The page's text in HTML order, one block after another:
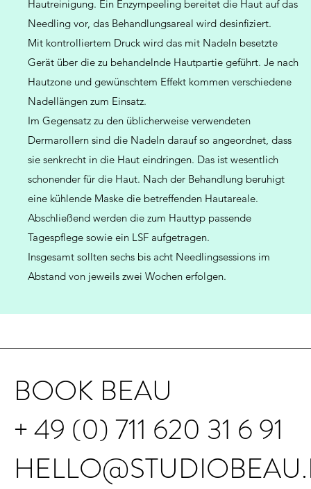
Hautreinigung. Ein Enzympeeling bereitet die Haut auf das
Needling vor, das Behandlungsareal wird desinfiziert.
Mit kontrolliertem Druck wird das mit Nadeln besetzte
Gerät über die zu behandelnde Hautpartie geführt. Je nach
Hautzone und gewünschtem Effekt kommen verschiedene
Nadellängen zum Einsatz.
Im Gegensatz zu den üblicherweise verwendeten
Dermarollern sind die Nadeln darauf so angeordnet, dass
sie senkrecht in die Haut eindringen. Das ist wesentlich
schonender für die Haut. Nach der Behandlung beruhigt
eine kühlende Maske die betreffenden Hautareale.
Abschließend werden die zum Hauttyp passende
Tagespflege sowie ein LSF aufgetragen.
Insgesamt sollten sechs bis acht Needlingsessions im
Abstand von jeweils zwei Wochen erfolgen.
BOOK BEAU
+ 49 (0) 711 620 31 6 91